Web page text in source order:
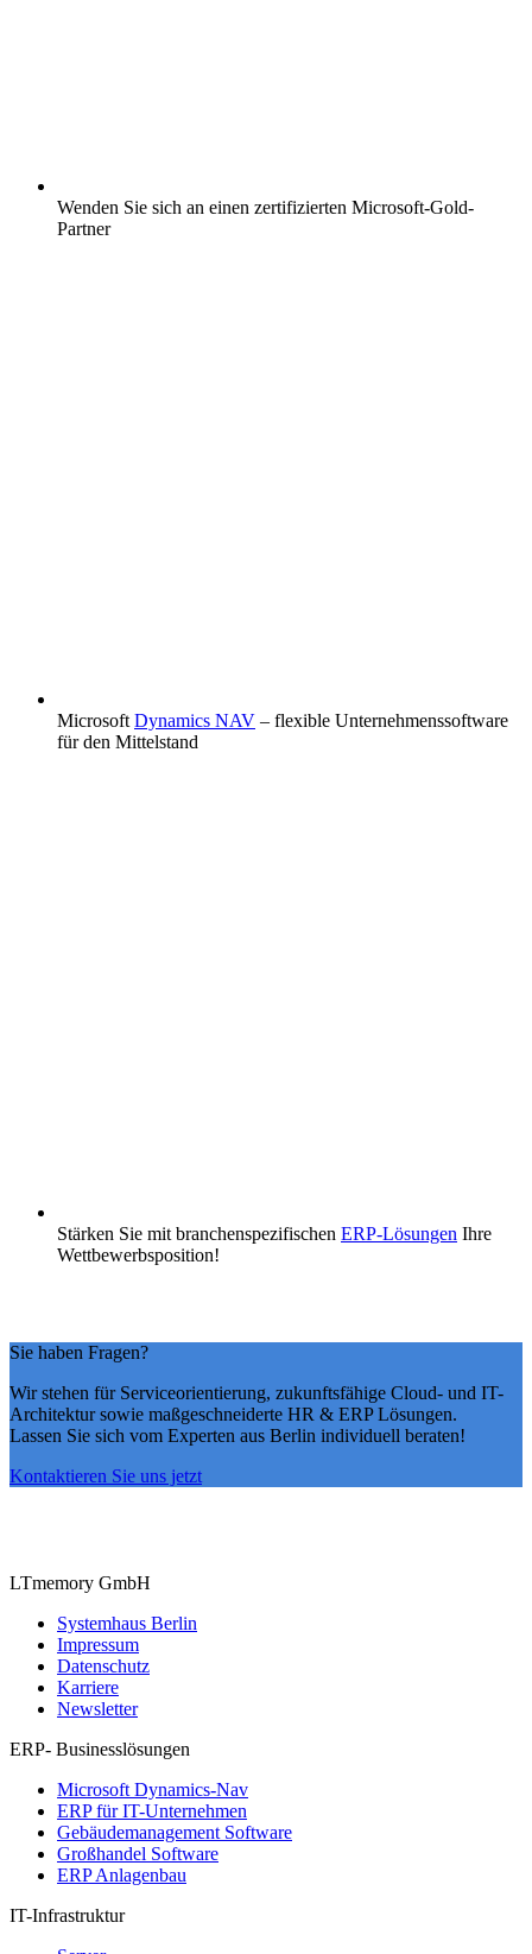
Wenden Sie sich an einen zertifizierten Microsoft-Gold-
Partner
Microsoft Dynamics NAV – flexible Unternehmenssoftware
für den Mittelstand
Stärken Sie mit branchenspezifischen ERP-Lösungen Ihre
Wettbewerbsposition!
Sie haben Fragen?
Wir stehen für Serviceorientierung, zukunftsfähige Cloud- und IT-
Architektur sowie maßgeschneiderte HR & ERP Lösungen.
Lassen Sie sich vom Experten aus Berlin individuell beraten!
Kontaktieren Sie uns jetzt
LTmemory GmbH
Systemhaus Berlin
Impressum
Datenschutz
Karriere
Newsletter
ERP- Businesslösungen
Microsoft Dynamics-Nav
ERP für IT-Unternehmen
Gebäudemanagement Software
Großhandel Software
ERP Anlagenbau
IT-Infrastruktur